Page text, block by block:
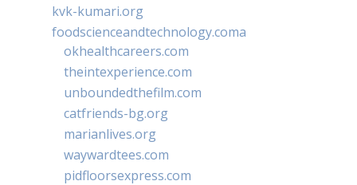
kvk-kumari.org
foodscienceandtechnology.coma
okhealthcareers.com
theintexperience.com
unboundedthefilm.com
catfriends-bg.org
marianlives.org
waywardtees.com
pidfloorsexpress.com